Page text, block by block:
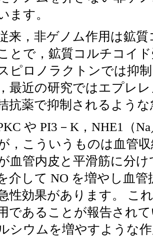
ます。
来，非ゲノム作用は鉱質
とで，鉱質コルチコイ
ピロノラクトンでは抑
最近の研究ではエプレ
抗薬で抑制されるよう
や PI3－K，NHE1（
，こういうものは血管
血管内皮と平滑筋に分
介して NO を増やし血
性効果があります。 こ
であることが報告され
シウムを増やすような